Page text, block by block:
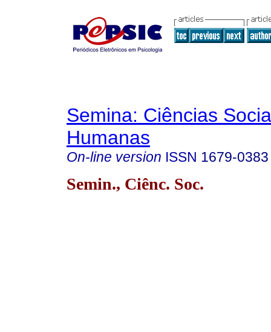
Semina: Ciências
Humanas
On-line version ISSN 1679-0383
Semin., Ciênc. Soc.